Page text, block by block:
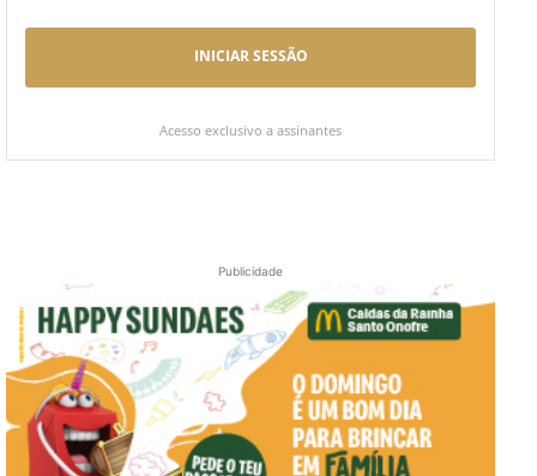
INICIAR SESSÃO
Acesso exclusivo a assinantes
Publicidade